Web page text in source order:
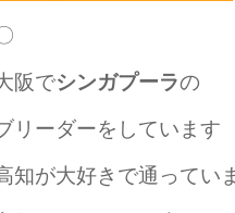
阪でシンガプーラの
リーダーをしています
知が大好きで通ってい